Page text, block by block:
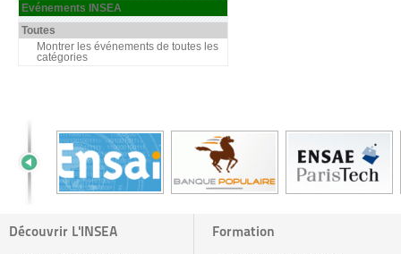
Evénements INSEA
Toutes
Montrer les événements de toutes les
catégories
Découvrir L'INSEA Formation